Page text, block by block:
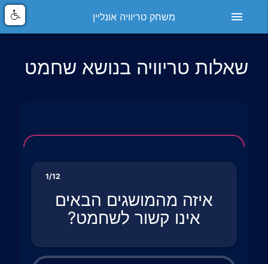
menu משחק טריוויה אונליין
שאלות טריוויה בנושא שחמט
1/12
איזה מהמושגים הבאים
אינו קשור לשחמט?